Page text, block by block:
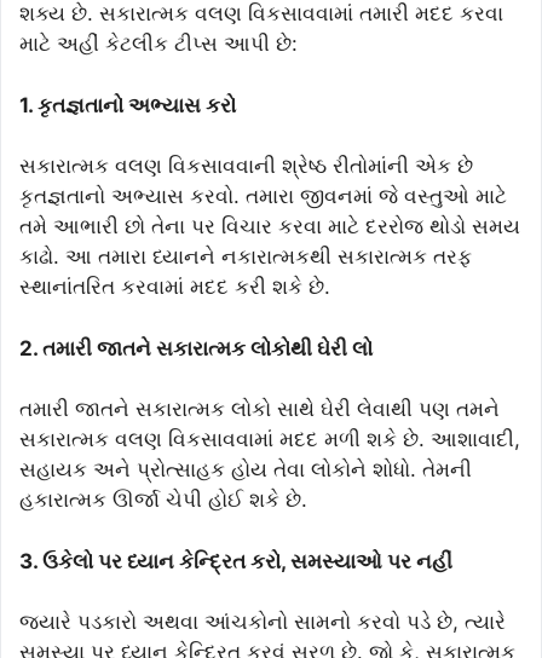
શક્ય છે. સકારાત્મક વલણ વિકસાવવામાં તમારી મદદ કરવા
માટે અહીં કેટલીક ટીપ્સ આપી છે:
1. કૃતજ્ઞતાનો અભ્યાસ કરો
સકારાત્મક વલણ વિકસાવવાની શ્રેષ્ઠ રીતોમાંની એક છે
કૃતજ્ઞતાનો અભ્યાસ કરવો. તમારા જીવનમાં જે વસ્તુઓ માટે
તમે આભારી છો તેના પર વિચાર કરવા માટે દરરોજ થોડો સમય
કાઢો. આ તમારા ધ્યાનને નકારાત્મકથી સકારાત્મક તરફ
સ્થાનાંતરિત કરવામાં મદદ કરી શકે છે.
2. તમારી જાતને સકારાત્મક લોકોથી ઘેરી લો
તમારી જાતને સકારાત્મક લોકો સાથે ઘેરી લેવાથી પણ તમને
સકારાત્મક વલણ વિકસાવવામાં મદદ મળી શકે છે. આશાવાદી,
સહાયક અને પ્રોત્સાહક હોય તેવા લોકોને શોધો. તેમની
હકારાત્મક ઊર્જા ચેપી હોઈ શકે છે.
3. ઉકેલો પર ધ્યાન કેન્દ્રિત કરો, સમસ્યાઓ પર નહીં
જ્યારે પડકારો અથવા આંચકોનો સામનો કરવો પડે છે, ત્યારે
સમસ્યા પર ધ્યાન કેન્દ્રિત કરવું સરળ છે. જો કે, સકારાત્મક